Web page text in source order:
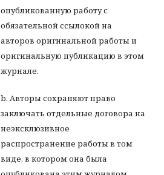
опубликованную работу с
обязательной ссылокой на
авторов оригинальной работы и
оригинальную публикацию в этом
журнале.
b. Авторы сохраняют право
заключать отдельные договора на
неэксклюзивное
распространение работы в том
виде, в котором она была